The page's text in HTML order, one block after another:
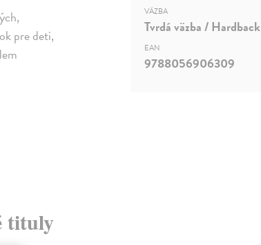
pre deti,
VÄZBA
Tvrdá väzba / Hardback
EAN
9788056906309
tituly